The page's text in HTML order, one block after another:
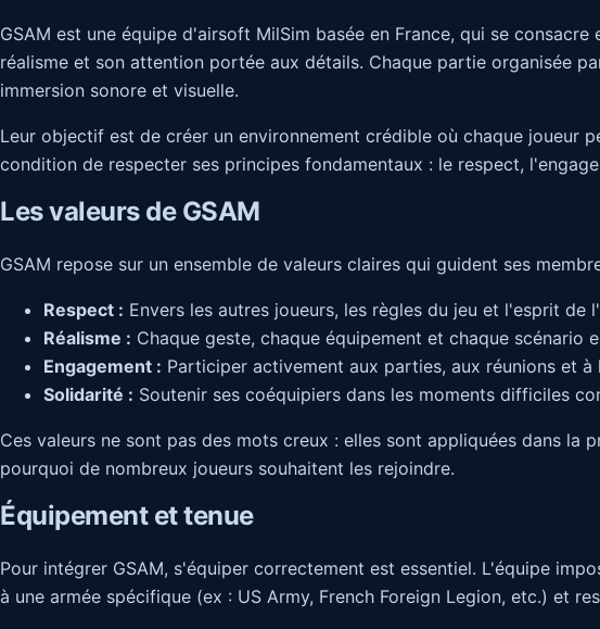
GSAM est une équipe d'airsoft MilSim basée en France, qui se
réalisme et son attention portée aux détails. Chaque partie organisée
immersion sonore et visuelle.
Leur objectif est de créer un environnement crédible où chaque joueur
condition de respecter ses principes fondamentaux : le respect,
Les valeurs de GSAM
GSAM repose sur un ensemble de valeurs claires qui guident ses
Respect : Envers les autres joueurs, les règles du jeu et l'esprit de
Réalisme : Chaque geste, chaque équipement et chaque scénario
Engagement : Participer activement aux parties, aux réunions et à
Solidarité : Soutenir ses coéquipiers dans les moments difficiles
Ces valeurs ne sont pas des mots creux : elles sont appliquées dans
pourquoi de nombreux joueurs souhaitent les rejoindre.
Équipement et tenue
Pour intégrer GSAM, s'équiper correctement est essentiel. L'équipe
à une armée spécifique (ex : US Army, French Foreign Legion, etc.) et